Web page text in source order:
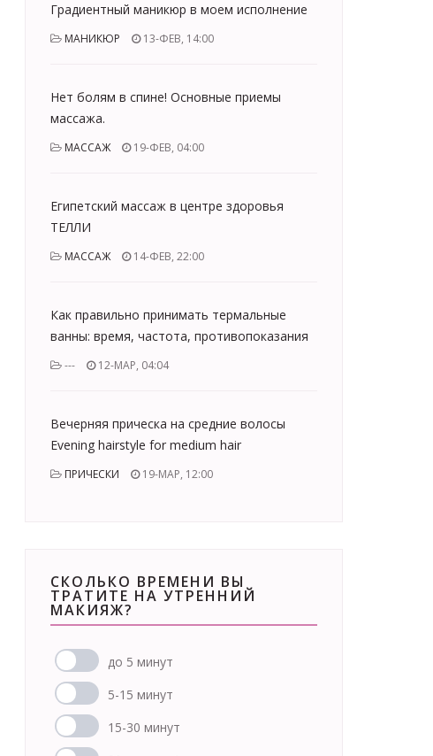
Градиентный маникюр в моем исполнение
МАНИКЮР 13-ФЕВ, 14:00
Нет болям в спине! Основные приемы
массажа.
МАССАЖ 19-ФЕВ, 04:00
Египетский массаж в центре здоровья
ТЕЛЛИ
МАССАЖ 14-ФЕВ, 22:00
Как правильно принимать термальные
ванны: время, частота, противопоказания
--- 12-МАР, 04:04
Вечерняя прическа на средние волосы
Evening hairstyle for medium hair
ПРИЧЕСКИ 19-МАР, 12:00
СКОЛЬКО ВРЕМЕНИ ВЫ
ТРАТИТЕ НА УТРЕННИЙ
МАКИЯЖ?
до 5 минут
5-15 минут
15-30 минут